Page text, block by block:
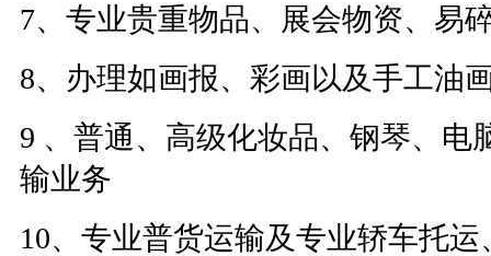
7、 专业贵重物品、展会物资、易
8、办理如画报、彩画以及手工油
9 、普通、高级化妆品、钢琴、电
输业务
10、专业普货运输及专业轿车托